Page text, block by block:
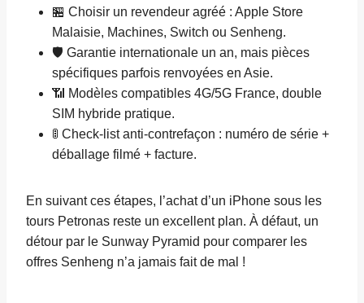
🏪 Choisir un revendeur agréé : Apple Store
Malaisie, Machines, Switch ou Senheng.
🛡️ Garantie internationale un an, mais pièces
spécifiques parfois renvoyées en Asie.
📶 Modèles compatibles 4G/5G France, double
SIM hybride pratique.
🚦 Check-list anti-contrefaçon : numéro de série +
déballage filmé + facture.
En suivant ces étapes, l’achat d’un iPhone sous les
tours Petronas reste un excellent plan. À défaut, un
détour par le Sunway Pyramid pour comparer les
offres Senheng n’a jamais fait de mal !